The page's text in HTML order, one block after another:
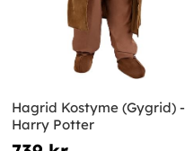
Hagrid Kostyme (Gygrid) -
Harry Potter